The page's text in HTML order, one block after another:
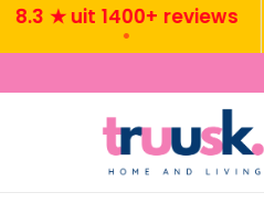
uit 1400+ reviews